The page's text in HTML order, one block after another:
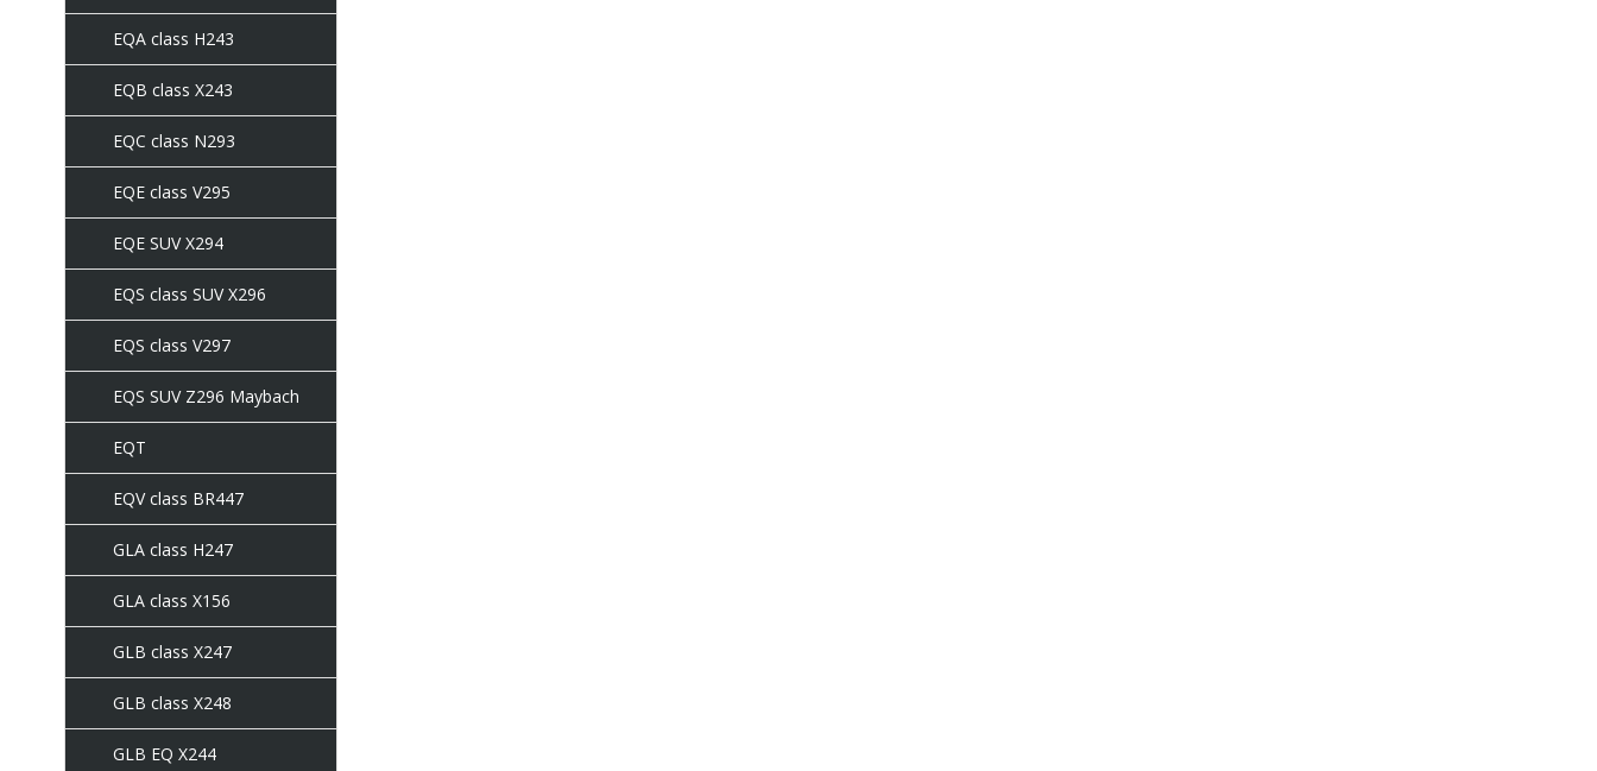
EQA class H243
EQB class X243
EQC class N293
EQE class V295
EQE SUV X294
EQS class SUV X296
EQS class V297
EQS SUV Z296 Maybach
EQT
EQV class BR447
GLA class H247
GLA class X156
GLB class X247
GLB class X248
GLB EQ X244